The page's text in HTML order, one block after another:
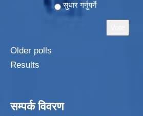
सुधार गर्नुपर्ने
Older polls
Results
सम्पर्क विवरण